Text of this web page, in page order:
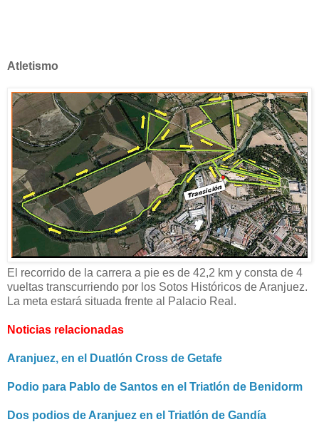
Atletismo
El recorrido de la carrera a pie es de 42,2 km y consta de 4
vueltas transcurriendo por los Sotos H istóricos de Aranjuez.
La meta estará situada frente al Palacio Real.
Noticias relacionadas
Aranjuez, en el Duatlón Cross de Getafe
Podio para Pablo de Santos en el Triatlón de Benidorm
Dos podios de Aranjuez en el Triatlón de Gandía